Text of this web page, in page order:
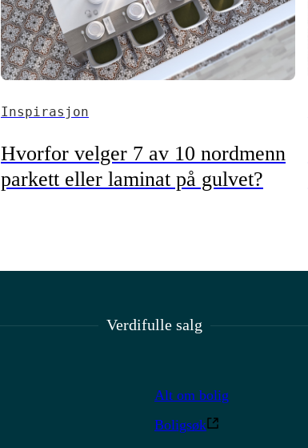
Inspirasjon
Hvorfor velger 7 av 10 nordmenn
parkett eller laminat på gulvet?
Verdifulle salg
Alt om bolig
Boligsøk